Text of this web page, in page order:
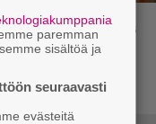
myös
toinen
paremman
sisältöä ja
seuraavasti
evästeitä